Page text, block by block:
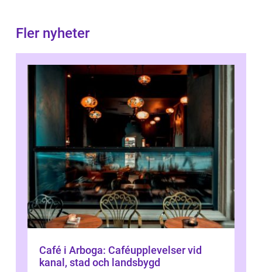
Fler nyheter
Café i Arboga: Caféupplevelser vid
kanal, stad och landsbygd